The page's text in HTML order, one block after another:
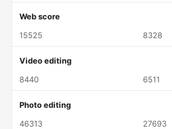
Web score
15525
8328
Video editing
8440
6511
Photo editing
46313
27693